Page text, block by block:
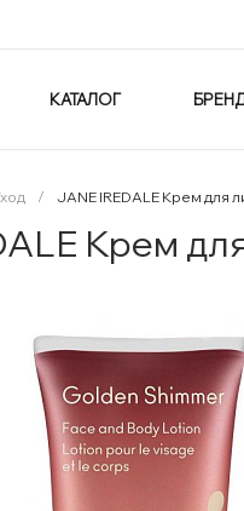
КАТАЛОГ
/ JANE IREDALE Крем для
Крем